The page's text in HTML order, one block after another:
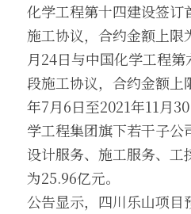
化学工程第十四建设签订
施工协议，合约金额上限
月24日与中国化学工程
段施工协议，合约金额上
年7月6日至2021年11月
学工程集团旗下若干子公
设计服务、施工服务、
为25.96亿元。
公告显示，四川乐山项目